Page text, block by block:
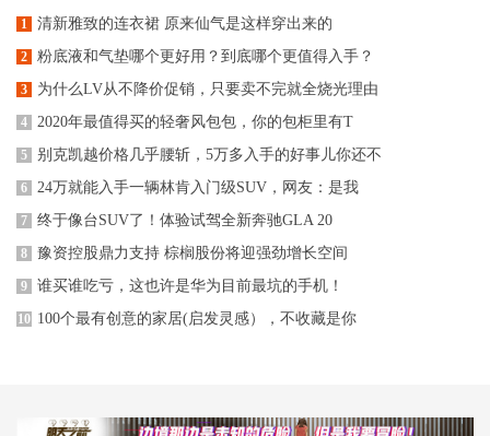
1 清新雅致的连衣裙 原来仙气是这样穿出来的
2 粉底液和气垫哪个更好用？到底哪个更值得入手？
3 为什么LV从不降价促销，只要卖不完就全烧光理由
4 2020年最值得买的轻奢风包包，你的包柜里有T
5 别克凯越价格几乎腰斩，5万多入手的好事儿你还不
6 24万就能入手一辆林肯入门级SUV，网友：是我
7 终于像台SUV了！体验试驾全新奔驰GLA 20
8 豫资控股鼎力支持 棕榈股份将迎强劲增长空间
9 谁买谁吃亏，这也许是华为目前最坑的手机！
10 100个最有创意的家居(启发灵感），不收藏是你